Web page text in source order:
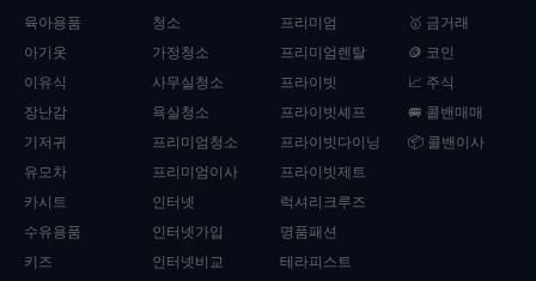
육아용품
아기옷
이유식
장난감
기저귀
유모차
카시트
수유용품
키즈
청소
가정청소
사무실청소
욕실청소
프리미엄청소
프리미엄이사
인터넷
인터넷가입
인터넷비교
프리미엄
프리미엄렌탈
프라이빗
프라이빗셰프
프라이빗다이닝
프라이빗제트
럭셔리크루즈
명품패션
테라피스트
🥇 금거래
🪙 코인
📈 주식
🚐 콜밴매매
📦 콜밴이사